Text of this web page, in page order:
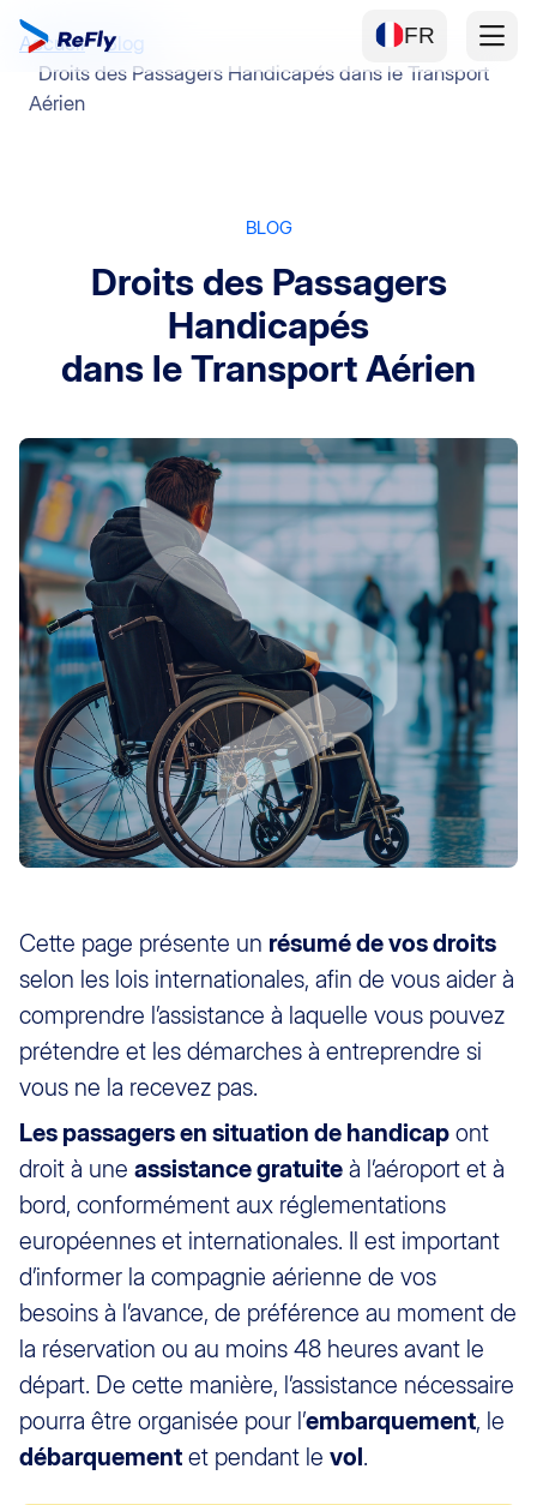
FR
Accueil
Blog
Droits des Passagers Handicapés dans le Transport
Aérien
BLOG
Droits des Passagers
Handicapés
dans le Transport Aérien
Cette page présente un résumé de vos droits
selon les lois internationales, afin de vous aider à
comprendre l’assistance à laquelle vous pouvez
prétendre et les démarches à entreprendre si
vous ne la recevez pas.
Les passagers en situation de handicap ont
droit à une assistance gratuite à l’aéroport et à
bord, conformément aux réglementations
européennes et internationales. Il est important
d’informer la compagnie aérienne de vos
besoins à l’avance, de préférence au moment de
la réservation ou au moins 48 heures avant le
départ. De cette manière, l’assistance nécessaire
pourra être organisée pour l’embarquement, le
débarquement et pendant le vol.